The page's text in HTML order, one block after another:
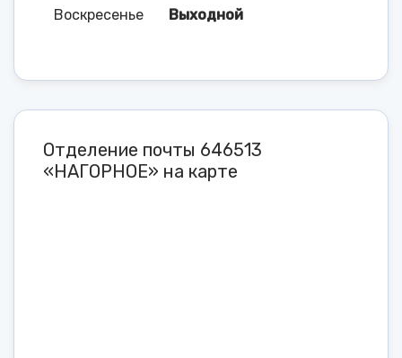
Воскресенье Выходной
Отделение почты 646513
«НАГОРНОЕ» на карте